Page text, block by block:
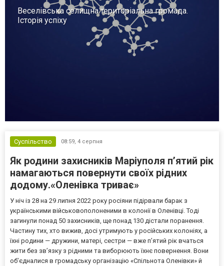
Веселівська селищна територіальна громада.
Історія успіху
Суспільство 08:59, 4 серпня
Як родини захисників Маріуполя пʼятий рік
намагаються повернути своїх рідних
додому.«Оленівка триває»
У ніч із 28 на 29 липня 2022 року росіяни підірвали барак з
українськими військовополоненими в колонії в Оленівці. Тоді
загинули понад 50 захисників, ще понад 130 дістали поранення.
Частину тих, хто вижив, досі утримують у російських колоніях, а
їхні родини — дружини, матері, сестри — вже п’ятий рік вчаться
жити без зв’язку з рідними та виборюють їхнє повернення. Вони
об’єдналися в громадську організацію «Спільнота Оленівки» й